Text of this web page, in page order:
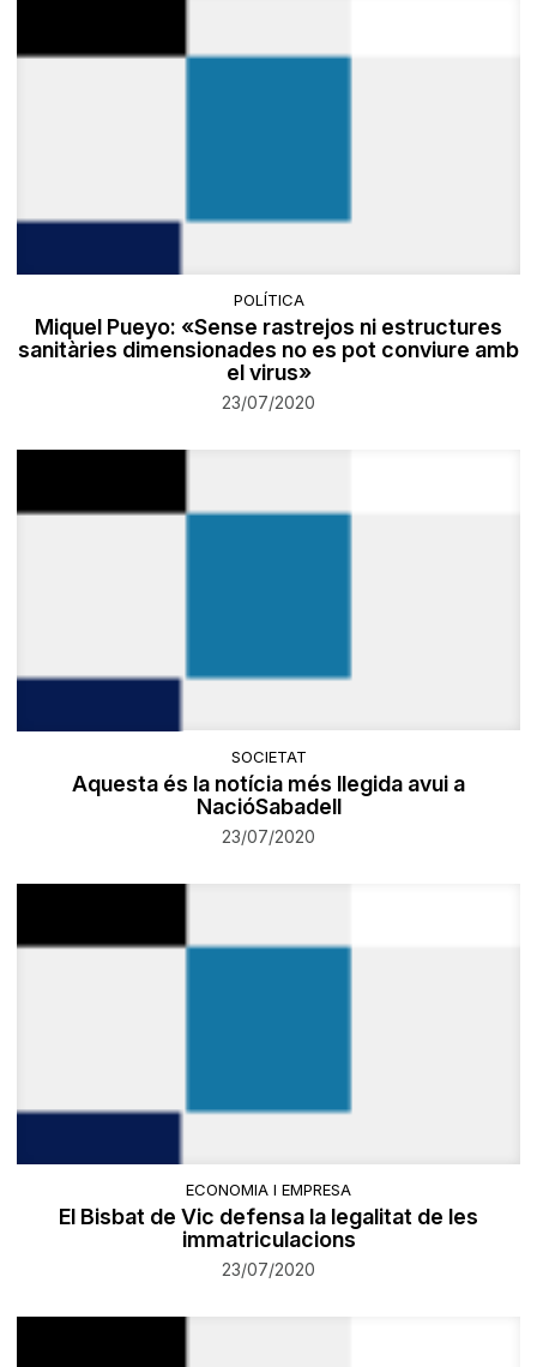
POLÍTICA
Miquel Pueyo: «Sense rastrejos ni estructures
sanitàries dimensionades no es pot conviure amb
el virus»
23/07/2020
SOCIETAT
Aquesta és la notícia més llegida avui a
NacióSabadell
23/07/2020
ECONOMIA I EMPRESA
El Bisbat de Vic defensa la legalitat de les
immatriculacions
23/07/2020